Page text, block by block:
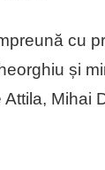
cu
și
Mihai